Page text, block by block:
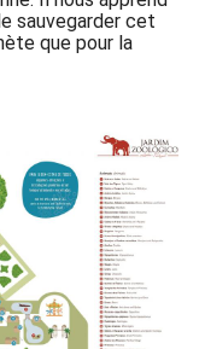
sauvegarder cet
que pour la